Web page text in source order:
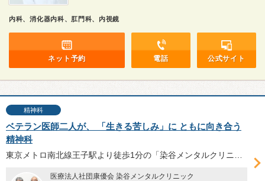
内科、消化器内科、肛門科、内視鏡
ネット予約 電話 公式サイト
精神科
ベテラン医師二人が、 「生きる苦しみ」に ともに向き合う
精神科
医療法人社団康優会 染谷メンタルクリニック